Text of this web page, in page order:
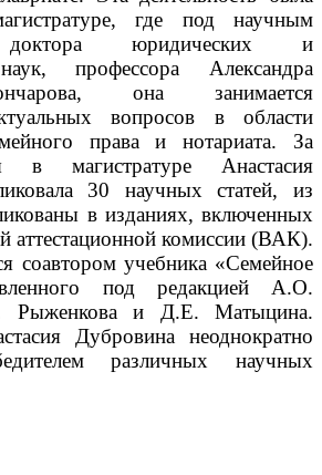
где под научным
доктора юридических и
профессора Александра
она занимается
вопросов в области
права и нотариата. За
в магистратуре Анастасия
30 научных статей, из
в изданиях, включенных
аттестационной комиссии (ВАК).
соавтором учебника «Семейное
под редакцией А.О.
Рыженкова и Д.Е. Матыцина.
Дубровина неоднократно
различных научных